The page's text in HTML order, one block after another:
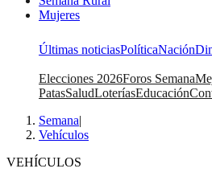
Mujeres
Últimas noticiasPolíticaNación
Elecciones 2026Foros Semana
PatasSaludLoteríasEducación
Semana|
Vehículos
VEHÍCULOS